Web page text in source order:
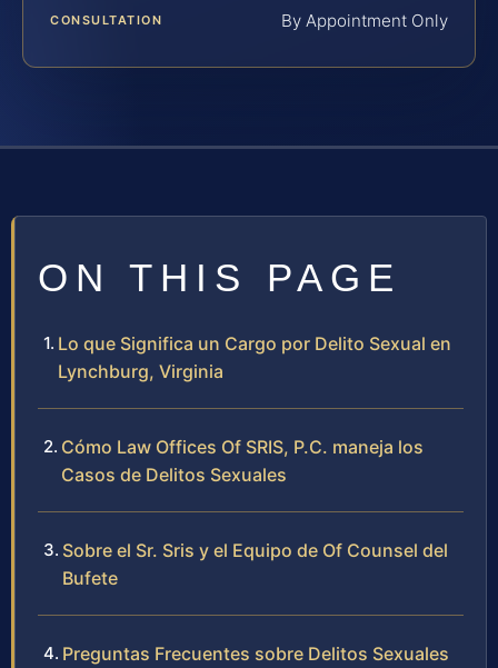
CONSULTATION By Appointment Only
ON THIS PAGE
Lo que Significa un Cargo por Delito Sexual en
Lynchburg, Virginia
Cómo Law Offices Of SRIS, P.C. maneja los
Casos de Delitos Sexuales
Sobre el Sr. Sris y el Equipo de Of Counsel del
Bufete
Preguntas Frecuentes sobre Delitos Sexuales